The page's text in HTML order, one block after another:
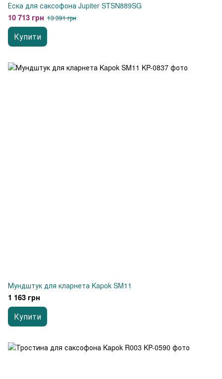
Еска для саксофона Jupiter STSN889SG
10 713 грн 13 391 грн
Купити
Мундштук для кларнета Kapok SM11
1 163 грн
Купити